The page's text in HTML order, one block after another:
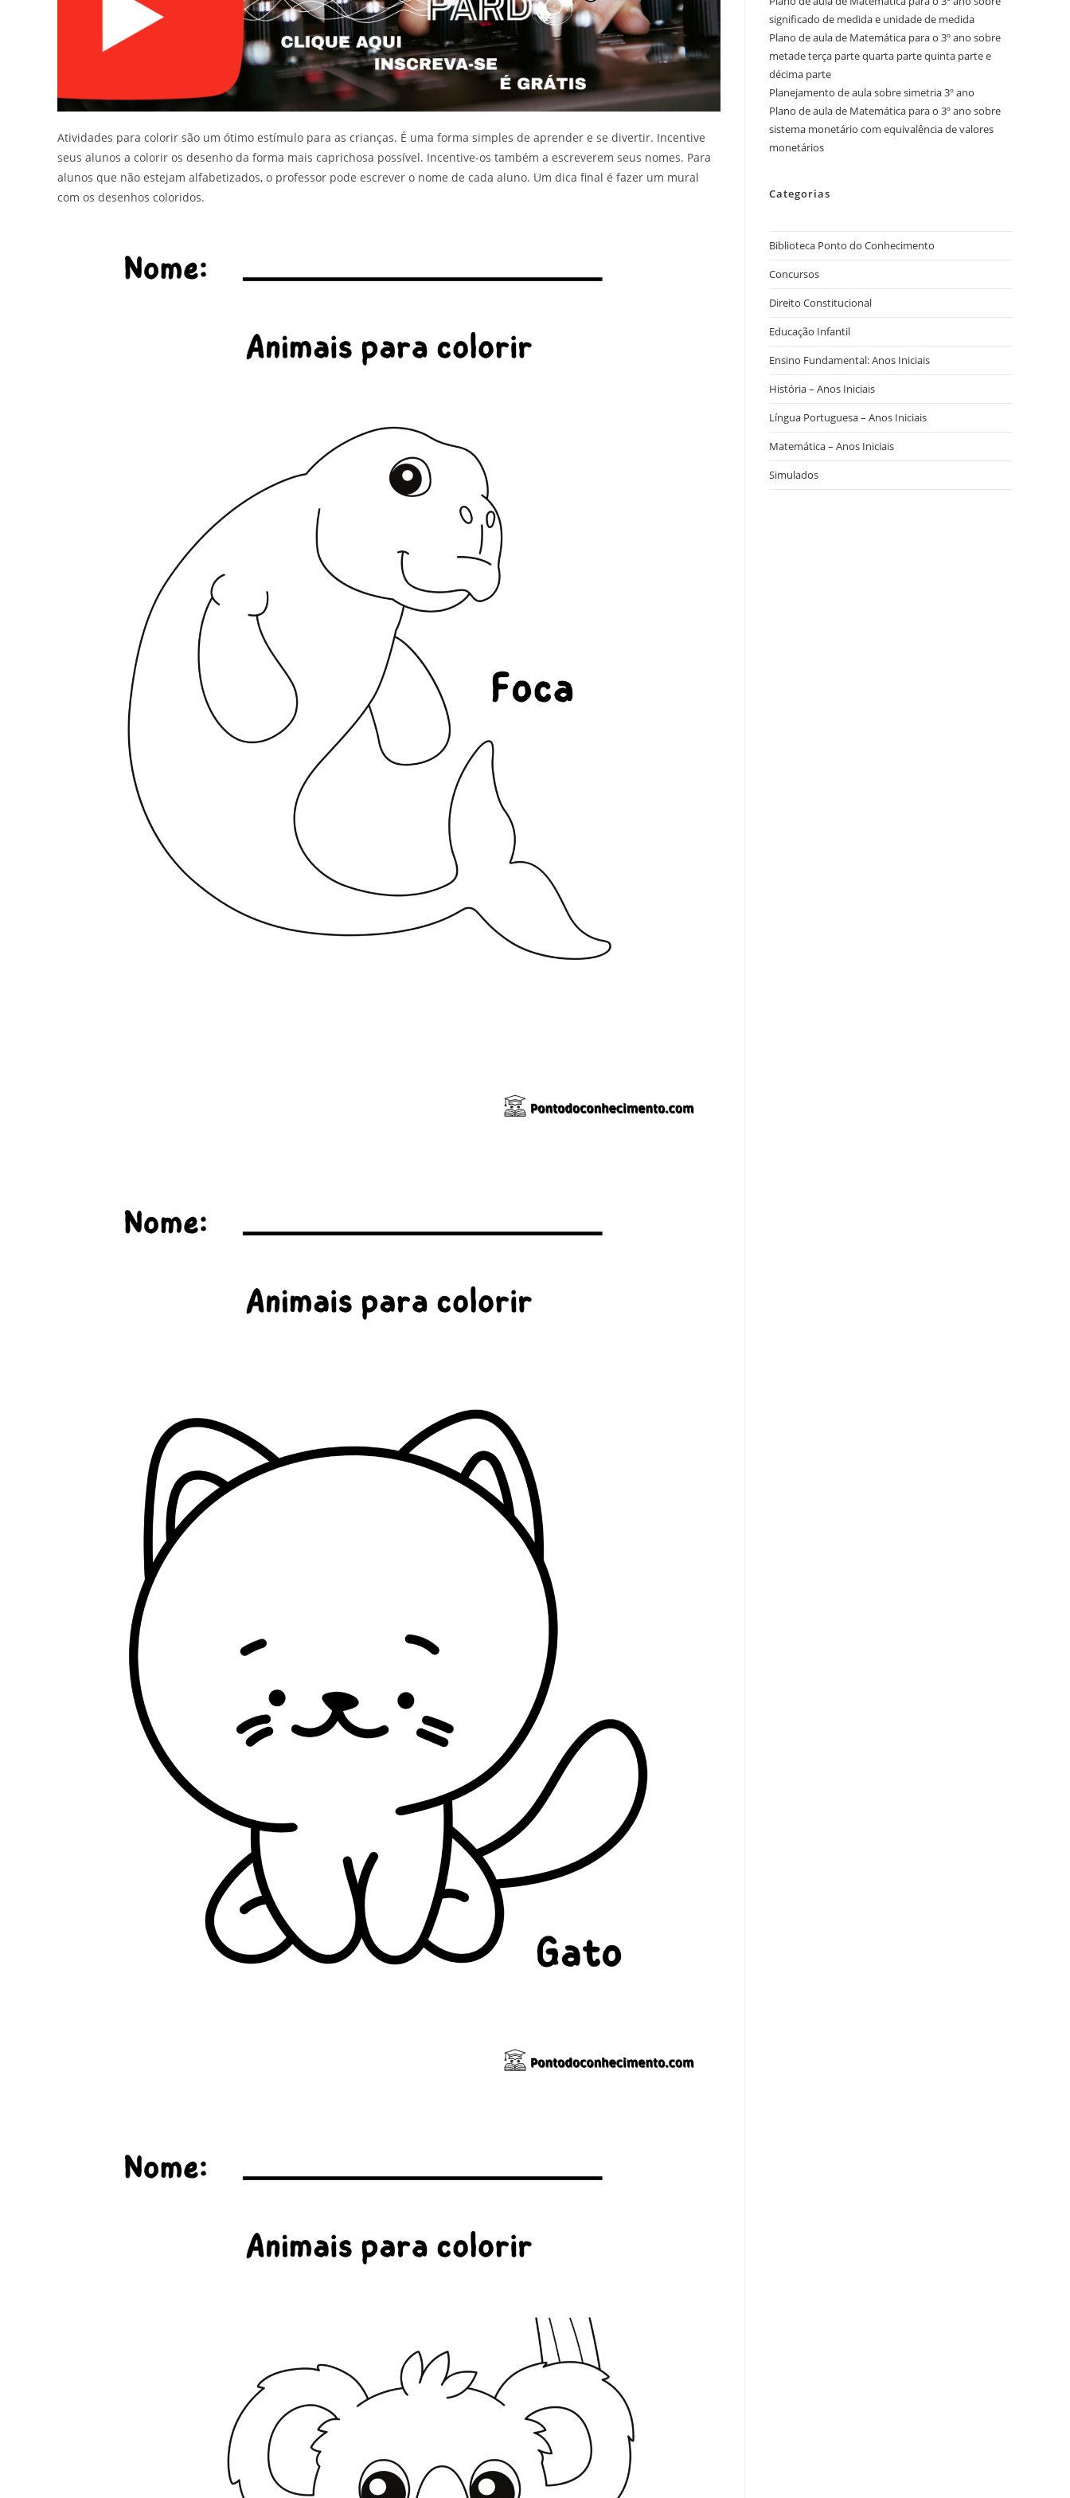
Atividades para colorir são um ótimo estímulo para as crianças. É uma forma simples de aprender e se divertir. Incentive
seus alunos a colorir os desenho da forma mais caprichosa possível. Incentive-os também a escreverem seus nomes. Para
alunos que não estejam alfabetizados, o professor pode escrever o nome de cada aluno. Um dica final é fazer um mural
com os desenhos coloridos.
significado de medida e unidade de medida
Plano de aula de Matemática para o 3º ano sobre
metade terça parte quarta parte quinta parte e
décima parte
Planejamento de aula sobre simetria 3º ano
Plano de aula de Matemática para o 3º ano sobre
sistema monetário com equivalência de valores
monetários
Categorias
Biblioteca Ponto do Conhecimento
Concursos
Direito Constitucional
Educação Infantil
Ensino Fundamental: Anos Iniciais
História – Anos Iniciais
Língua Portuguesa – Anos Iniciais
Matemática – Anos Iniciais
Simulados